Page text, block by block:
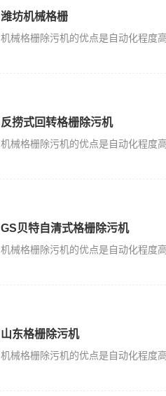
潍坊机械格栅
反捞式回转格栅除污机
GS贝特自清式格栅除污机
山东格栅除污机